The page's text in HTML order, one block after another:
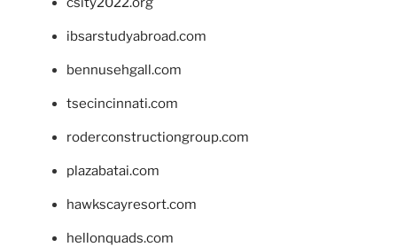
ibsarstudyabroad.com
bennusehgall.com
tsecincinnati.com
roderconstructiongroup.com
plazabatai.com
hawkscayresort.com
hellonquads.com